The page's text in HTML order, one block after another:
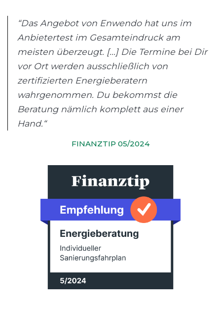
“Das Angebot von Enwendo hat uns im
Anbietertest im Gesamteindruck am
meisten überzeugt. [...] Die Termine bei Dir
vor Ort werden ausschließlich von
zertifizierten Energieberatern
wahrgenommen. Du bekommst die
Beratung nämlich komplett aus einer
Hand.“
FINANZTIP 05/2024